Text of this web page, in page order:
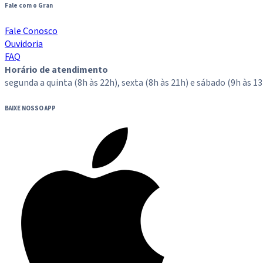
Fale com o Gran
Fale Conosco
Ouvidoria
FAQ
Horário de atendimento
segunda a quinta (8h às 22h), sexta (8h às 21h) e sábado (9h às
BAIXE NOSSO APP